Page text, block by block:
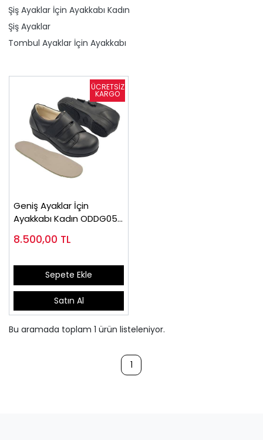
Şiş Ayaklar İçin Ayakkabı Kadın
Şiş Ayaklar
Tombul Ayaklar İçin Ayakkabı
Geniş Ayaklar İçin
Ayakkabı Kadın ODDG05S
8.500,00 TL
Sepete Ekle
Satın Al
Bu aramada toplam 1 ürün listeleniyor.
1